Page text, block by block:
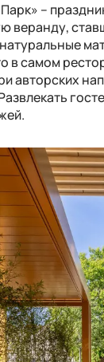
–
веранду,
в самом
авторских